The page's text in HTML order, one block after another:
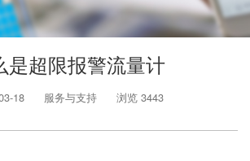
是超限报警流量计
18 服务与支持 浏览 3443